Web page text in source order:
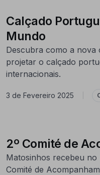
Calçado
Mundo
Descubra como a nova
projetar o calçado
internacionais.
3 de Fevereiro 2025
2º Comité de
Matosinhos recebeu no
Comité de